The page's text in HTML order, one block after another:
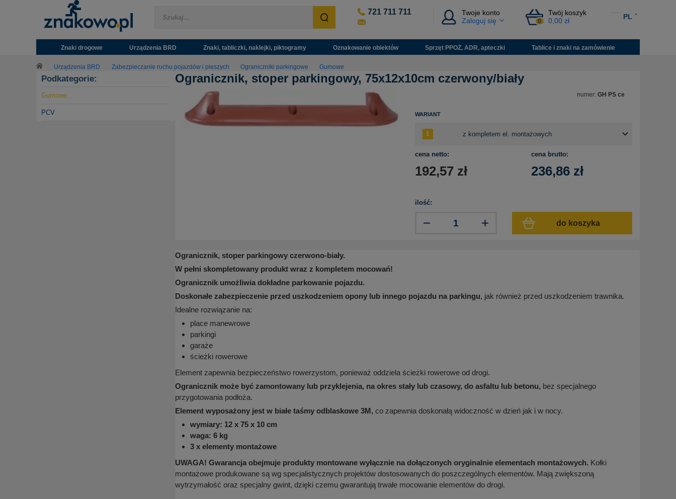
721 711 711
Twoje konto
Zaloguj się
Twój koszyk
0 0,00 zł
PL
Znaki drogowe Urządzenia BRD Znaki, tabliczki, naklejki, piktogramy Oznakowanie obiektów Sprzęt PPOŻ, ADR, apteczki Tablice i znaki na zamówienie
Urządzenia BRD Zabezpieczanie ruchu pojazdów i pieszych Ograniczniki parkingowe Gumowe
Podkategorie:
Gumowe
PCV
Ogranicznik, stoper parkingowy, 75x12x10cm czerwony/biały
numer: GH PS ce
WARIANT
cena netto:
192,57 zł
cena brutto:
236,86 zł
ilość:
do koszyka
Ogranicznik, stoper parkingowy czerwono-biały.
W pełni skompletowany produkt wraz z kompletem mocowań!
Ogranicznik umożliwia dokładne parkowanie pojazdu.
Doskonałe zabezpieczenie przed uszkodzeniem opony lub innego pojazdu na parkingu, jak również przed uszkodzeniem trawnika.
Idealne rozwiązanie na:
place manewrowe
parkingi
garaże
ścieżki rowerowe
Element zapewnia bezpieczeństwo rowerzystom, ponieważ oddziela ścieżki rowerowe od drogi.
Ogranicznik może być zamontowany lub przyklejenia, na okres stały lub czasowy, do asfaltu lub betonu, bez specjalnego
przygotowania podłoża.
Element wyposażony jest w białe taśmy odblaskowe 3M, co zapewnia doskonałą widoczność w dzień jak i w nocy.
wymiary: 12 x 75 x 10 cm
waga: 6 kg
3 x elementy montażowe
UWAGA! Gwarancja obejmuje produkty montowane wyłącznie na dołączonych oryginalnie elementach montażowych. Kołki
montażowe produkowane są wg specjalistycznych projektów dostosowanych do poszczególnych elementów. Mają zwiększoną
wytrzymałość oraz specjalny gwint, dzięki czemu gwarantują trwałe mocowanie elementów do drogi.